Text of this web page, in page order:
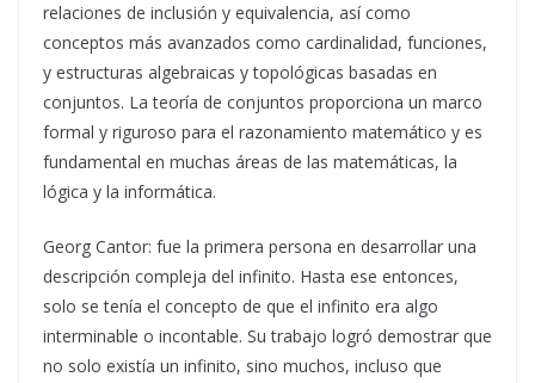
relaciones de inclusión y equivalencia, así como
conceptos más avanzados como cardinalidad, funciones,
y estructuras algebraicas y topológicas basadas en
conjuntos. La teoría de conjuntos proporciona un marco
formal y riguroso para el razonamiento matemático y es
fundamental en muchas áreas de las matemáticas, la
lógica y la informática.
Georg Cantor: fue la primera persona en desarrollar una
descripción compleja del infinito. Hasta ese entonces,
solo se tenía el concepto de que el infinito era algo
interminable o incontable. Su trabajo logró demostrar que
no solo existía un infinito, sino muchos, incluso que